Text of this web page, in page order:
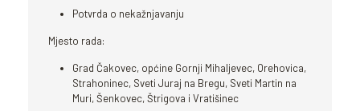
Potvrda o nekažnjavanju
Mjesto rada:
Grad Čakovec, općine Gornji Mihaljevec, Orehovica,
Strahoninec, Sveti Juraj na Bregu, Sveti Martin na
Muri, Šenkovec, Štrigova i Vratišinec